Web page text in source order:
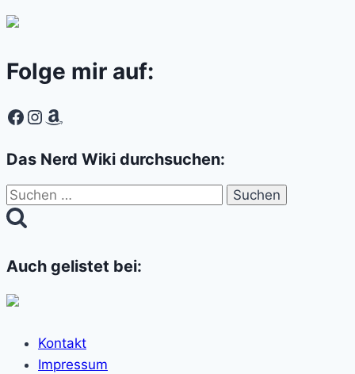
Folge mir auf:
Facebook
Instagram
Amazon
Das Nerd Wiki durchsuchen:
Suchen
nach:
Auch gelistet bei:
Kontakt
Impressum